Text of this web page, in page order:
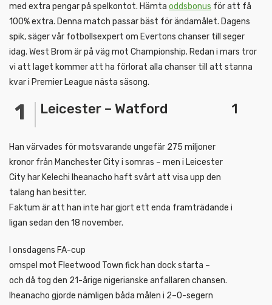
med extra pengar på spelkontot. Hämta oddsbonus för att få
100% extra. Denna match passar bäst för ändamålet. Dagens
spik, säger vår fotbollsexpert om Evertons chanser till seger
idag. West Brom är på väg mot Championship. Redan i mars tror
vi att laget kommer att ha förlorat alla chanser till att stanna
kvar i Premier League nästa säsong.
Leicester – Watford 1
Han värvades för motsvarande ungefär 275 miljoner
kronor från Manchester City i somras – men i Leicester
City har Kelechi Iheanacho haft svårt att visa upp den
talang han besitter.
Faktum är att han inte har gjort ett enda framträdande i
ligan sedan den 18 november.
I onsdagens FA-cup
omspel mot Fleetwood Town fick han dock starta –
och då tog den 21-årige nigerianske anfallaren chansen.
Iheanacho gjorde nämligen båda målen i 2–0-segern